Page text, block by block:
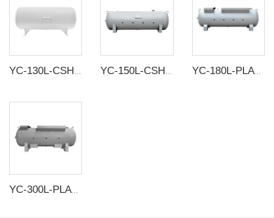
YC-130L-CSH 8.4bar Tangki penyimpanan udara horisontal baja karbon tanpa sambungan YC-150L-CSH putih/abu-abu 12bar Baja karbon tangki penyimpanan udara horisontal tanpa sambungan tangki udara YC-180L-PLATH-CSH 12bar Tangki penyimpanan udara horisontal seamless baja karbon
YC-300L-PLATH-CSH 12bar Tangki penyimpanan udara horisontal seamless baja karbon